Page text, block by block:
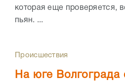
которая еще проверяется,
пьян. ...
Происшествия
На юге Волгограда